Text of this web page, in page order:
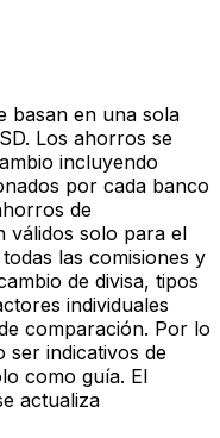
basan en una sola
Los ahorros se
incluyendo
por cada banco
de
válidos solo para el
las comisiones y
de divisa, tipos
individuales
comparación. Por lo
ser indicativos de
como guía. El
actualiza